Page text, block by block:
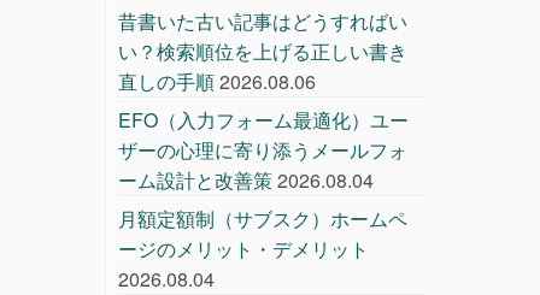
昔書いた古い記事はどうすればい
い？検索順位を上げる正しい書き
直しの手順2026.08.06
EFO（入力フォーム最適化）ユー
ザーの心理に寄り添うメールフォ
ーム設計と改善策2026.08.04
月額定額制（サブスク）ホームペ
ージのメリット・デメリット
2026.08.04